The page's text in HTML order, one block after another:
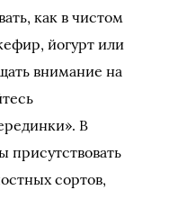
как в чистом
йогурт или
внимание на
В
присутствовать
сортов,